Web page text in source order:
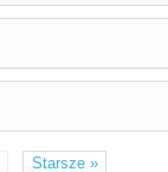
Starsze»